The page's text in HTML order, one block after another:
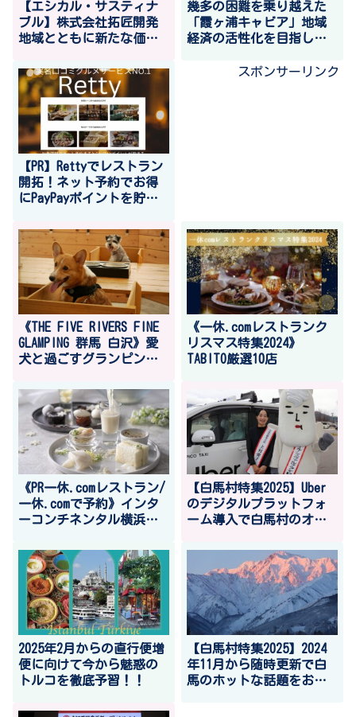
【エシカル・サスティナ
ブル】株式会社拓匠開発
地域とともに新たな価値
RECORDS」が千葉元気印企
業大賞「地球環境・社会
貢献企業奨励賞」を受賞
幾多の困難を乗り越えた
「霞ヶ浦キャビア」地域
経済の活性化を目指しク
【PR】Rettyでレストラン
開拓！ネット予約でお得
にPayPayポイントを貯め
スポンサーリンク
《THE FIVE RIVERS FINE
GLAMPING 群馬 白沢》愛
犬と過ごすグランピン
監修 ”特製愛犬ディナ
ー”2024クリスマスverの
ご案内
《一休.comレストランク
リスマス特集2024》
TABITO厳選10店
《PR一休.comレストラン/
一休.comで予約》インタ
ーコンチネンタル横浜
ーツを堪能
【白馬村特集2025】Uber
のデジタルプラットフォ
ーム導入で白馬村のオー
観光戦略への積極的な活
用も見込める
2025年2月からの直行便増
便に向けて今から魅惑の
トルコを徹底予習！！
【白馬村特集2025】2024
年11月から随時更新で白
馬のホットな話題をお届